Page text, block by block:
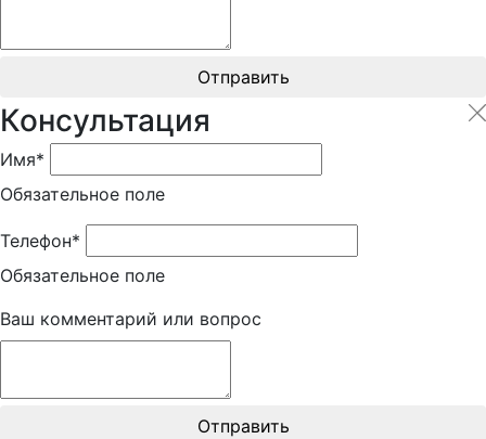
Отправить
Консультация
Имя*
Обязательное поле
Телефон*
Обязательное поле
Ваш комментарий или вопрос
Отправить